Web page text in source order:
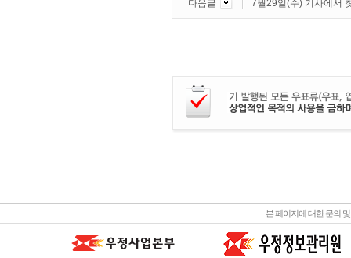
다음글 7월29일(수) 기사에서
본 페이지에 대한 문의